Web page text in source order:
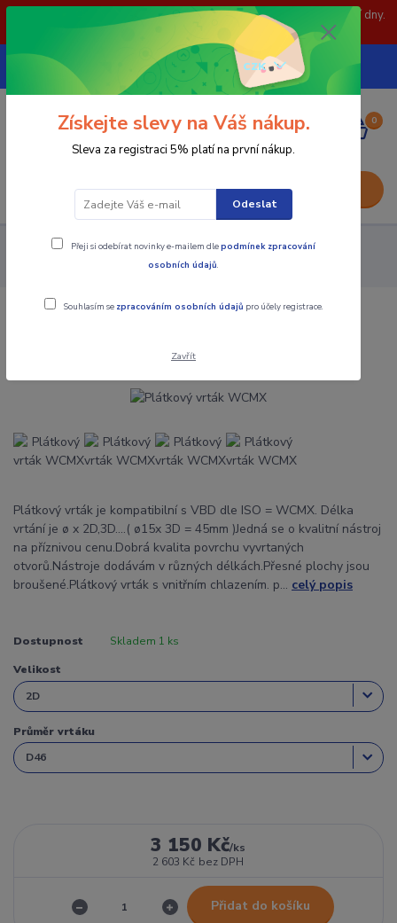
POZOR: 31.7 , 3.8 a 5.8- zavřeno. objednávky odešleme následující dny.
Děkujeme za pochopení.
CZK
739252246
(Po-Pá, 8-15 hod.)
0
0,00 Kč
Nástroje - Kovoobrábění Vrtání
Plátkové vrtáky
Plátkový vrták je kompatibilní s VBD dle ISO = WCMX. Délka
vrtání je ø x 2D,3D....( ø15x 3D = 45mm )Jedná se o kvalitní nástroj
na příznivou cenu.Dobrá kvalita povrchu vyvrtaných
otvorů.Nástroje dodávám v různých délkách.Přesné plochy jsou
broušené.Plátkový vrták s vnitřním chlazením. p... celý popis
Dostupnost Skladem 1 ks
Velikost
Průměr vrtáku
3 150 Kč/ks
2 603 Kč bez DPH
Přidat do košíku
Získejte slevy na Váš nákup.
Sleva za registraci 5% platí na první nákup.
Odeslat
Přeji si odebírat novinky e-mailem dlepodmínek zpracování
osobních údajů.
Souhlasím se zpracováním osobních údajů pro účely registrace.
Zavřít